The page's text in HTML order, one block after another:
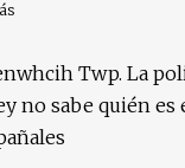
Twp. La policía de Nueva
no sabe quién es